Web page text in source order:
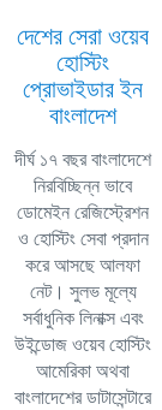
দেশের সেরা ওয়েব
হোস্টিং
প্রোভাইডার ইন
বাংলাদেশ
দীর্ঘ ১৭ বছর বাংলাদেশে
নিরবিচ্ছিন্ন ভাবে
ডোমেইন রেজিস্ট্রেশন
ও হোস্টিং সেবা প্রদান
করে আসছে আলফা
নেট। সুলভ মূল্যে
সর্বাধুনিক লিনাক্স এবং
উইন্ডোজ ওয়েব হোস্টিং
আমেরিকা অথবা
বাংলাদেশের ডাটাসেন্টারে